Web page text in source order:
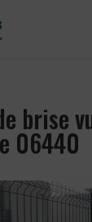
brise
06440